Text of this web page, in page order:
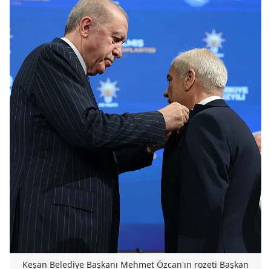
Keşan Belediye Başkanı Mehmet Özcan'ın rozeti Başkan